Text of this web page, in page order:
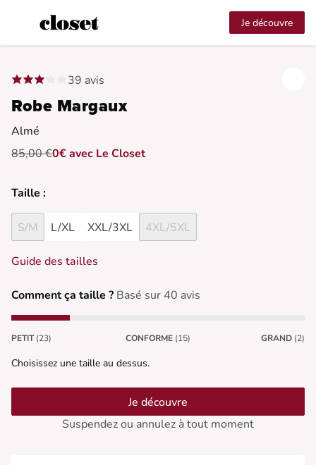
Je découvre
39 avis
Robe Margaux
Almé
85,00 €0€ avec Le Closet
Taille :
S/M L/XL XXL/3XL 4XL/5XL
Guide des tailles
Comment ça taille ? Basé sur 40 avis
PETIT (23) CONFORME (15) GRAND (2)
Choisissez une taille au dessus.
Je découvre
Suspendez ou annulez à tout moment